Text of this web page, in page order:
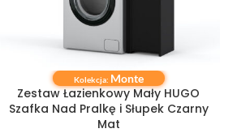
DODAJ DO KOSZYKA
Kolekcja: Monte
Zestaw Łazienkowy Mały HUGO
Szafka Nad Pralkę i Słupek Czarny
Mat